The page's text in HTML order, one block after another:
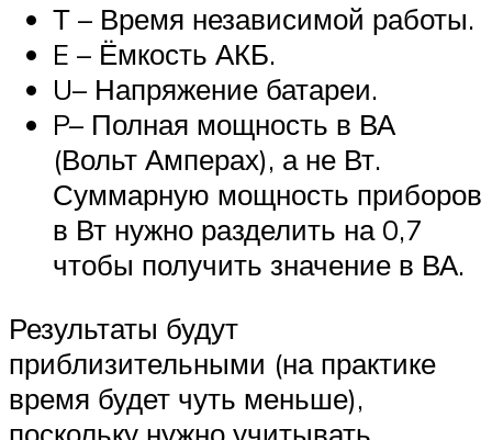
Т – Время независимой работы.
E – Ёмкость АКБ.
U– Напряжение батареи.
P– Полная мощность в ВА
(Вольт Амперах), а не Вт.
Суммарную мощность приборов
в Вт нужно разделить на 0,7
чтобы получить значение в ВА.
Результаты будут
приблизительными (на практике
время будет чуть меньше),